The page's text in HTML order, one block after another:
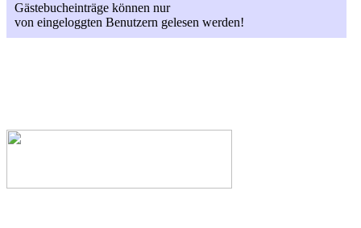
Gästebucheinträge können nur
von eingeloggten Benutzern gelesen werden!